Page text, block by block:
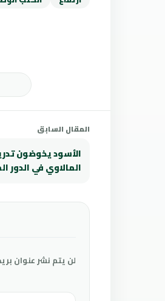
المقال السابق
الأسود يخوضون
المالاوي في الدور
لن يتم نشر عنوان